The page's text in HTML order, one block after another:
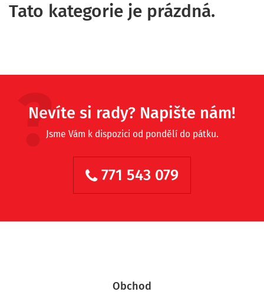
Tato kategorie je prázdná.
Nevíte si rady? Napište nám!
Jsme Vám k dispozici od pondělí do pátku.
771 543 079
Obchod